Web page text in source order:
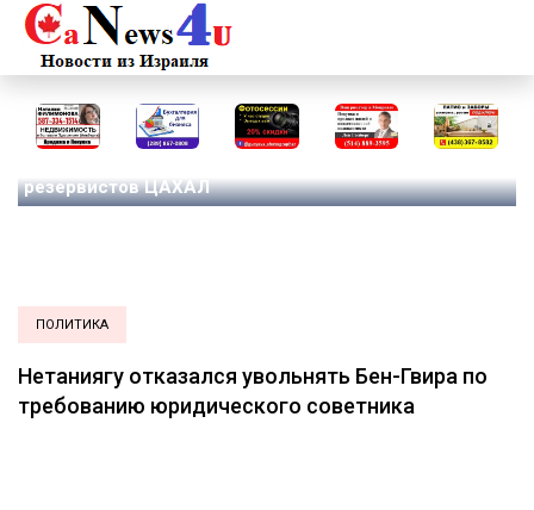
ПРОИСШЕСТВИЯ
резервистов ЦАХАЛ
ПОЛИТИКА
Нетаниягу отказался увольнять Бен-Гвира по
требованию юридического советника